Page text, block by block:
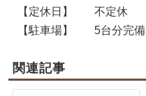
【定休日】
不定休
【駐車場】
5台分完備
関連記事